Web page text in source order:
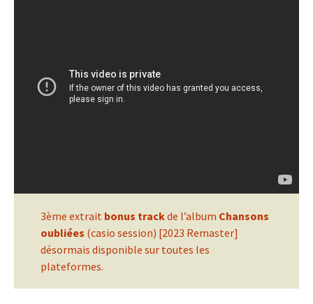
3ème extrait bonus trackde l’album Chansons
oubliées (casio session) [2023 Remaster]
désormais disponible sur toutes les
plateformes.